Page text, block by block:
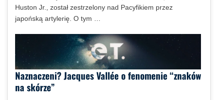
Huston Jr., został zestrzelony nad Pacyfikiem przez
japońską artylerię. O tym …
Naznaczeni? Jacques Vallée o fenomenie “znaków
na skórze”